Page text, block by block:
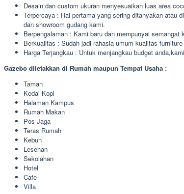
Desain dan custom ukuran menyesuaikan luas area
Terpercaya : Hal pertama yang sering ditanyakan atau
dan showroom gudang kami.
Berpengalaman : Kami baru dan mempunyai
Berkualitas : Sudah jadi rahasia umum kualitas
Harga Terjangkau : Untuk menjangkau budget
Gazebo diletakkan di Rumah maupun Tempat Usaha :
Taman
Kedai Kopi
Halaman Kampus
Rumah Makan
Pos Jaga
Teras Rumah
Kebun
Lesehan
Sekolahan
Hotel
Cafe
Villa